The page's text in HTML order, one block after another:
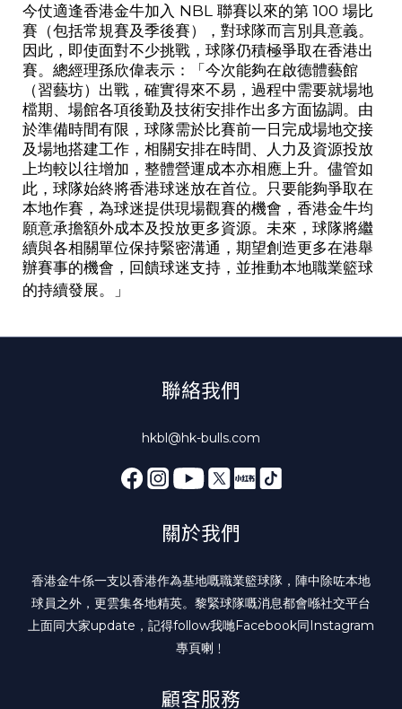
今仗適逢香港金牛加入 NBL 聯賽以來的第 100 場比
賽（包括常規賽及季後賽），對球隊而言別具意義。
因此，即使面對不少挑戰，球隊仍積極爭取在香港出
賽。總經理孫欣偉表示：「今次能夠在啟德體藝館
（習藝坊）出戰，確實得來不易，過程中需要就場地
檔期、場館各項後勤及技術安排作出多方面協調。由
於準備時間有限，球隊需於比賽前一日完成場地交接
及場地搭建工作，相關安排在時間、人力及資源投放
上均較以往增加，整體營運成本亦相應上升。儘管如
此，球隊始終將香港球迷放在首位。只要能夠爭取在
本地作賽，為球迷提供現場觀賽的機會，香港金牛均
願意承擔額外成本及投放更多資源。未來，球隊將繼
續與各相關單位保持緊密溝通，期望創造更多在港舉
辦賽事的機會，回饋球迷支持，並推動本地職業籃球
的持續發展。」
聯絡我們
hkbl@hk-bulls.com
關於我們
香港金牛係一支以香港作為基地嘅職業籃球隊，陣中除咗本地
球員之外，更雲集各地精英。黎緊球隊嘅消息都會喺社交平台
上面同大家update，記得follow我哋Facebook同 Instagram
專頁喇﹗
顧客服務